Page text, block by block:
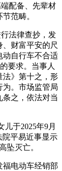
配备、先辈材
范畴。
法律查抄，发
财富平安的尺
动自行车不合适
要求。当事人
法》第十之，形
为。市场监管局
之，依法对当
于2025年9月
院平易近事显示
坠灭亡。
电动车经销部